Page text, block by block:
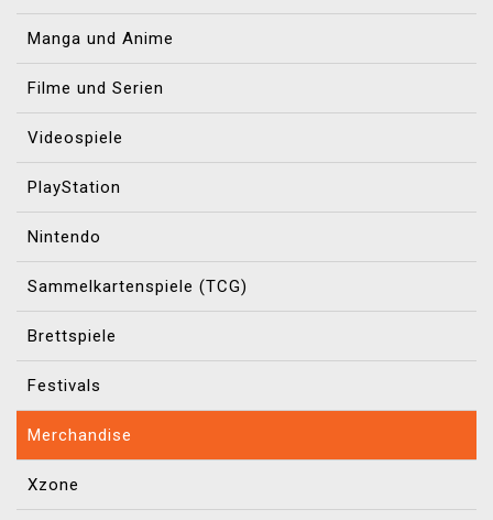
Manga und Anime
Filme und Serien
Videospiele
PlayStation
Nintendo
Sammelkartenspiele (TCG)
Brettspiele
Festivals
Merchandise
Xzone